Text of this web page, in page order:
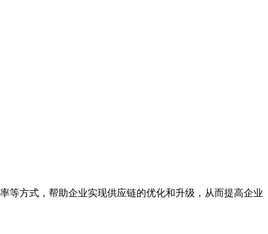
等方式，帮助企业实现供应链的优化和升级，从而提高企业